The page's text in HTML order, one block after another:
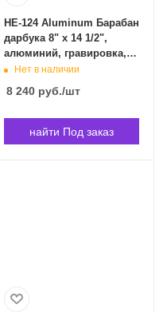
HE-124 Aluminum Барабан
дарбука 8" x 14 1/2",
алюминий, гравировка,
черный, Meinl HE-124 в
Нет в наличии
8 240руб./шт
найти Под заказ